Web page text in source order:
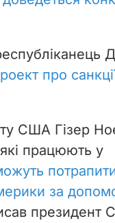
про
США Гізер
працюють у
за
президент